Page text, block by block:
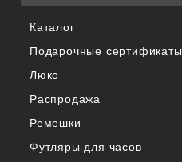
Каталог
Подарочные сертификаты
Люкс
Распродажа
Ремешки
Футляры для часов